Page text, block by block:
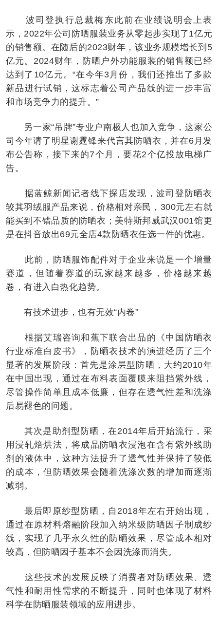
波司登执行总裁梅东此前在业绩说明会上表
示，2022年公司防晒服装业务从零起步实现了1亿元
的销售额。在随后的2023财年，该业务规模增长到5
亿元。2024财年，防晒户外功能服装的销售额已经
达到了10亿元。“在今年3月份，我们还推出了多款
新品进行试销，这标志着公司产品线的进一步丰富
和市场竞争力的提升。”
另一家“吊牌”专业户南极人也加入竞争，这家公
司今年请了明星谢霆锋来代言其防晒衣，并在6月发
布公告称，接下来的7个月，要花2个亿投放电梯广
告。
据蓝鲸新闻记者线下探店发现，波司登防晒衣
较其羽绒服产品来说，价格相对亲民，300元左右就
能买到不错品质的防晒衣；美特斯邦威武汉001馆更
是在抖音放出69元全店4款防晒衣任选一件的优惠。
此前，防晒服饰配件对于企业来说是一个增量
赛道，但随着赛道的玩家越来越多，价格越来越
卷，有进入白热化趋势。
有技术进步，也有无效“内卷”
根据艾瑞咨询和蕉下联合出品的《中国防晒衣
行业标准白皮书》，防晒衣技术的演进经历了三个
显著的发展阶段：首先是涂层型防晒，大约2010年
在中国出现，通过在布料表面覆膜来阻挡紫外线，
尽管操作简单且成本低廉，但存在透气性差和洗涤
后易褪色的问题。
其次是助剂型防晒，在2014年后开始流行，采
用浸轧焙烘法，将成品防晒衣浸泡在含有紫外线助
剂的液体中，这种方法提升了透气性并保持了较低
的成本，但防晒效果会随着洗涤次数的增加而逐渐
减弱。
最后即原纱型防晒，自2018年左右开始出现，
通过在原材料熔融阶段加入纳米级防晒因子制成纱
线，实现了几乎永久性的防晒效果，尽管成本相对
较高，但防晒因子基本不会因洗涤而消失。
这些技术的发展反映了消费者对防晒效果、透
气性和耐用性需求的不断提升，同时也体现了材料
科学在防晒服装领域的应用进步。